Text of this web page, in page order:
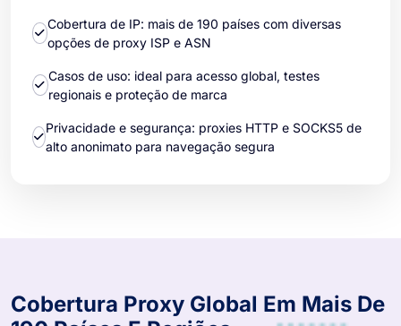
Cobertura de IP: mais de 190 países com diversas
opções de proxy ISP e ASN
Casos de uso: ideal para acesso global, testes
regionais e proteção de marca
Privacidade e segurança: proxies HTTP e SOCKS5 de
alto anonimato para navegação segura
Cobertura Proxy Global Em Mais De